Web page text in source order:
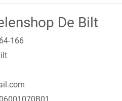
De Bilt
166